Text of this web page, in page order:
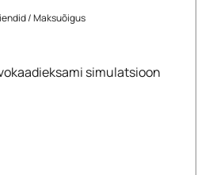
/Maksuõigus